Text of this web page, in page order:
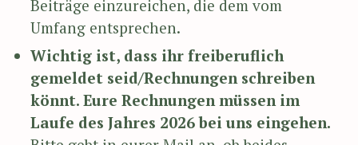
Beiträge einzureichen, die dem vom
Umfang entsprechen.
Wichtig ist, dass ihr freiberuflich
gemeldet seid/Rechnungen schreiben
könnt. Eure Rechnungen müssen im
Laufe des Jahres 2026 bei uns eingehen.